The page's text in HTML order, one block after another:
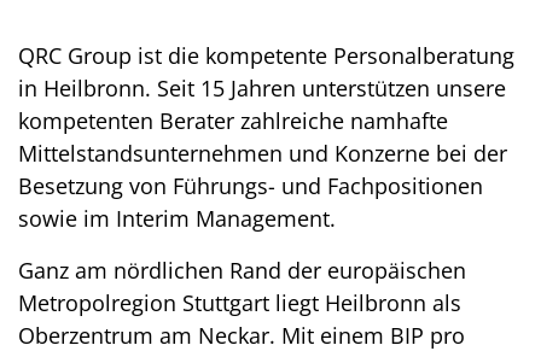
Inhalt
QRC Group ist die kompetente Personalberatung
in Heilbronn. Seit 15 Jahren unterstützen unsere
kompetenten Berater zahlreiche namhafte
Mittelstandsunternehmen und Konzerne bei der
Besetzung von Führungs- und Fachpositionen
sowie im Interim Management.
Ganz am nördlichen Rand der europäischen
Metropolregion Stuttgart liegt Heilbronn als
Oberzentrum am Neckar. Mit einem BIP pro